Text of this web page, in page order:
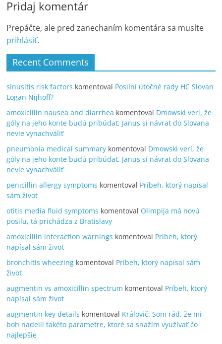
Pridaj komentár
Prepáčte, ale pred zanechaním komentára sa musíte
prihlásiť.
Recent Comments
sinusitis risk factors komentoval Posilní útočné rady HC Slovan
Logan Nijhoff?
amoxicillin nausea and diarrhea komentoval Dmowski verí, že
góly na jeho konte budú pribúdať, Janus si návrat do Slovana
nevie vynachváliť
pneumonia medical summary komentoval Dmowski verí, že
góly na jeho konte budú pribúdať, Janus si návrat do Slovana
nevie vynachváliť
penicillin allergy symptoms komentoval Príbeh, ktorý napísal
sám život
otitis media fluid symptoms komentoval Olimpija má novú
posilu, tá prichádza z Bratislavy
amoxicillin interaction warnings komentoval Príbeh, ktorý
napísal sám život
bronchitis wheezing komentoval Príbeh, ktorý napísal sám
život
augmentin vs amoxicillin spectrum komentoval Príbeh, ktorý
napísal sám život
augmentin key details komentoval Královič: Som rád, že mi
boh nadelil takéto parametre, ktoré sa snažím využívať čo
najlepšie